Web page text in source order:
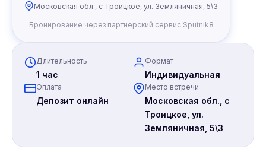
Длительность
1 час
Формат
Индивидуальная
Оплата
Депозит онлайн
Место встречи
Московская обл., с
Троицкое, ул.
Земляничная, 5\3
Московская обл., с Троицкое, ул. Земляничная, 5\3
Бронирование через партнёрский сервис Sputnik8